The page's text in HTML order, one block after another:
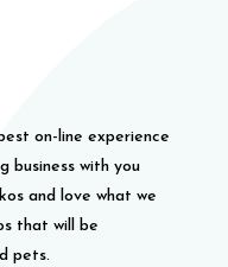
on-line experience
business with you
and love what we
that will be
pets.